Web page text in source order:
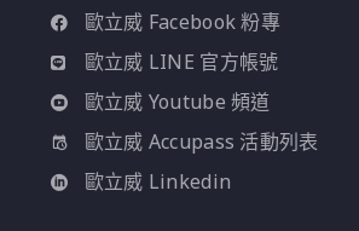
歐立威 Facebook 粉專
歐立威 LINE 官方帳號
歐立威 Youtube 頻道
歐立威 Accupass 活動列表
歐立威 Linkedin